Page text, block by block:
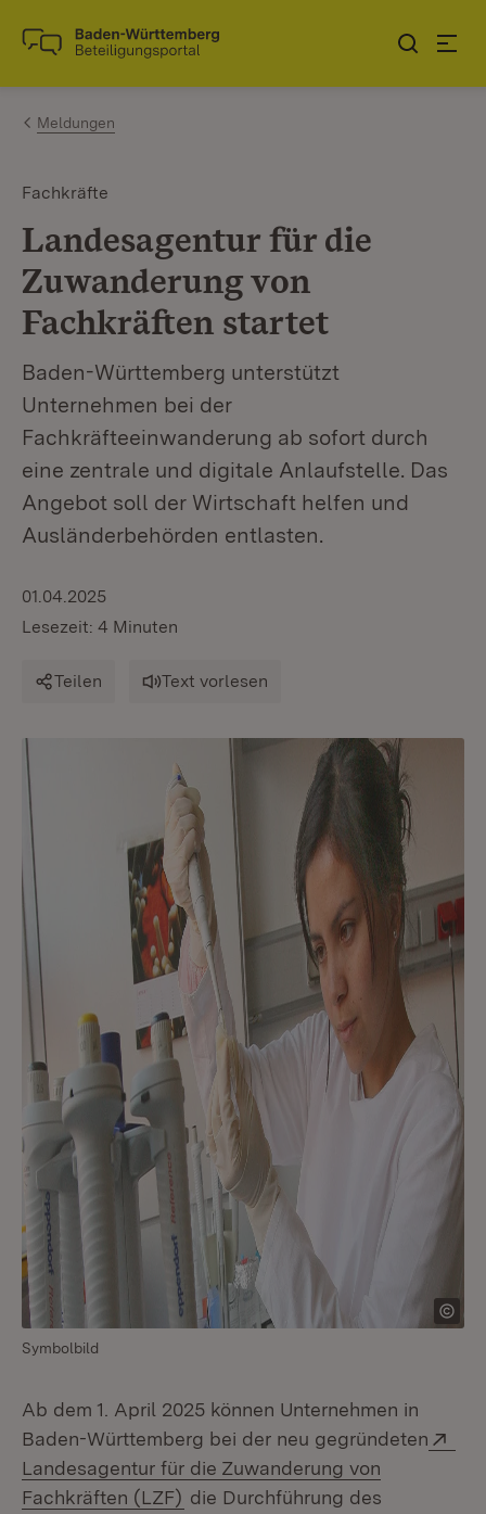
Zum Inhalt springen
Link zur Startseite
Meldungen
Fachkräfte
Landesagentur für die
Zuwanderung von
Fachkräften startet
Baden-Württemberg unterstützt
Unternehmen bei der
Fachkräfteeinwanderung ab sofort durch
eine zentrale und digitale Anlaufstelle. Das
Angebot soll der Wirtschaft helfen und
Ausländerbehörden entlasten.
01.04.2025
Lesezeit: 4 Minuten
Teilen Text vorlesen
Symbolbild
Ab dem 1. April 2025 können Unternehmen in
Baden-Württemberg bei der neu gegründeten
Landesagentur für die Zuwanderung von
Fachkräften (LZF) (Öffnet in neuem Fenster)
die Durchführung des